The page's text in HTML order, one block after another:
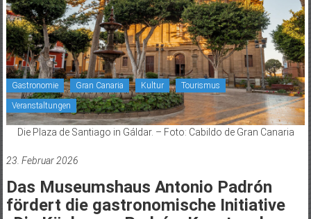
Gastronomie Gran Canaria Kultur Tourismus
Veranstaltungen
Die Plaza de Santiago in Gáldar. – Foto: Cabildo de Gran Canaria
23. Februar 2026
Das Museumshaus Antonio Padrón
fördert die gastronomische Initiative